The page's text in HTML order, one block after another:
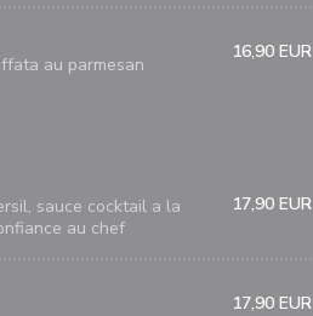
au parmesan
16,90 EUR
sauce cocktail a la
au chef
17,90 EUR
17,90 EUR